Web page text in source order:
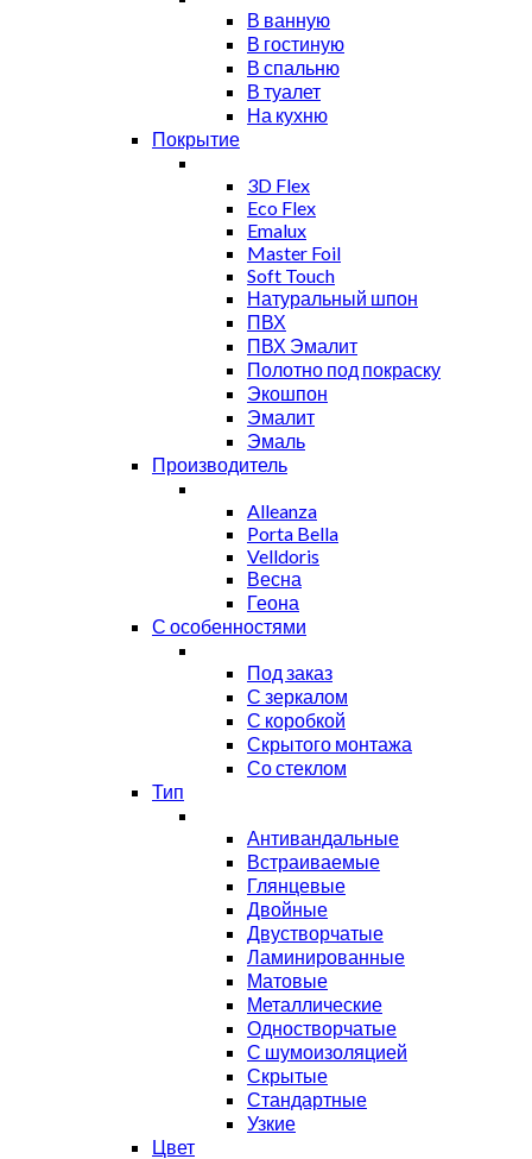
В ванную
В гостиную
В спальню
В туалет
На кухню
Покрытие
3D Flex
Eco Flex
Emalux
Master Foil
Soft Touch
Натуральный шпон
ПВХ
ПВХ Эмалит
Полотно под покраску
Экошпон
Эмалит
Эмаль
Производитель
Alleanza
Porta Bella
Velldoris
Весна
Геона
С особенностями
Под заказ
С зеркалом
С коробкой
Скрытого монтажа
Со стеклом
Тип
Антивандальные
Встраиваемые
Глянцевые
Двойные
Двустворчатые
Ламинированные
Матовые
Металлические
Одностворчатые
С шумоизоляцией
Скрытые
Стандартные
Узкие
Цвет